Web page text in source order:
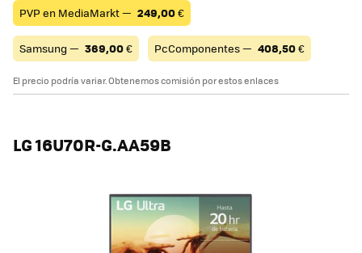
PVP en MediaMarkt — 249,00€
Samsung — 369,00€ PcComponentes — 408,50€
El precio podría variar. Obtenemos comisión por estos enlaces
LG 16U70R-G.AA59B